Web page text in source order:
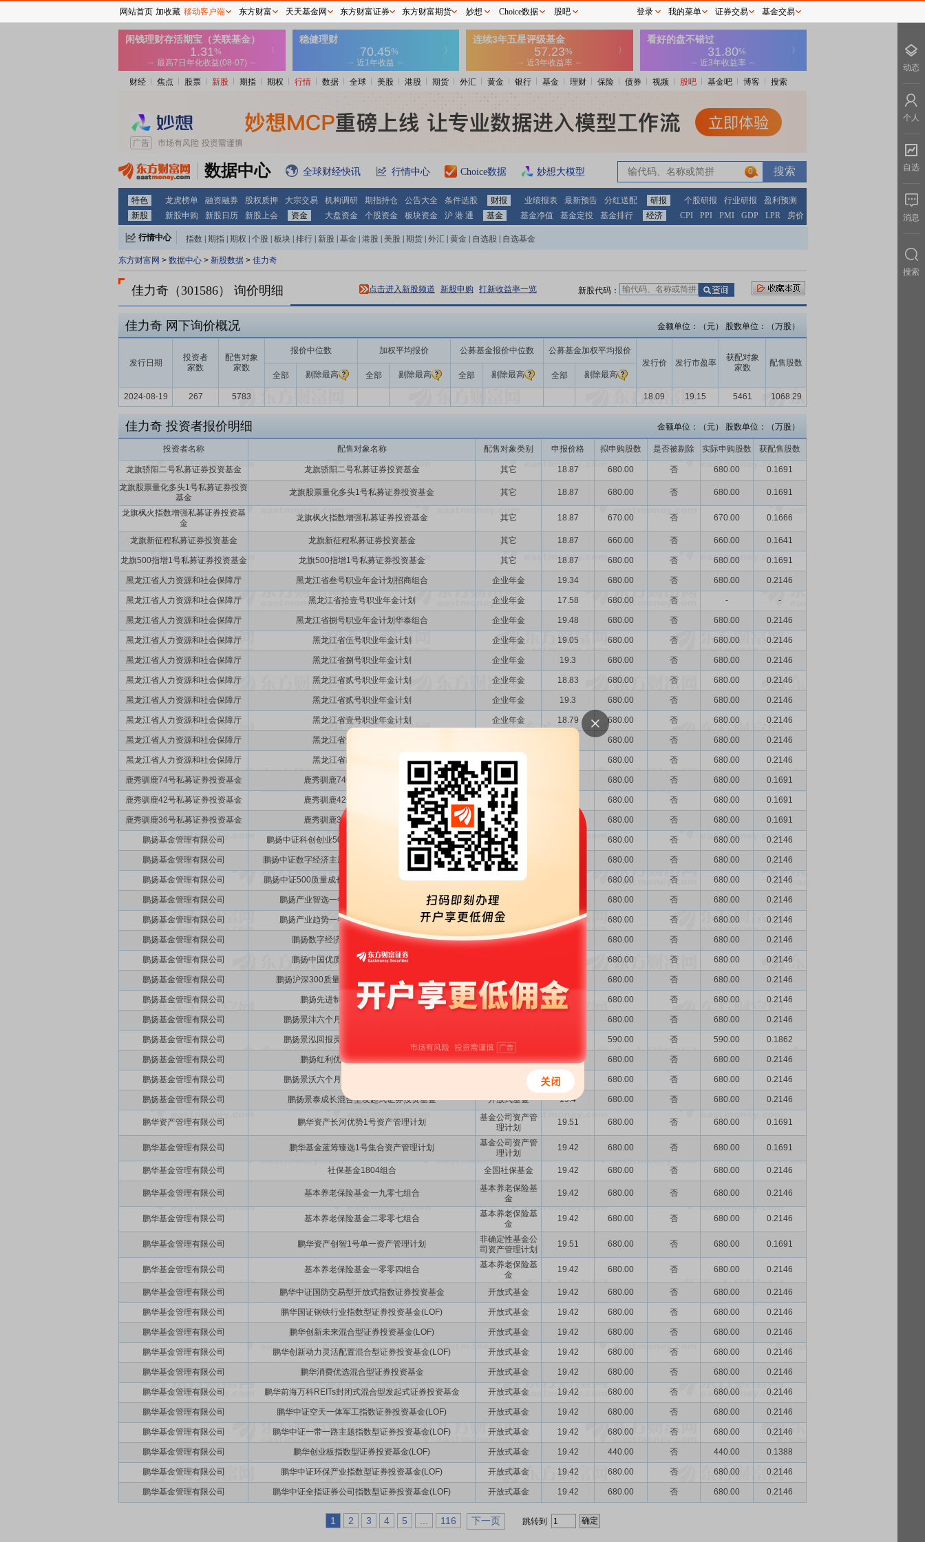
财经 焦点 股票 新股 期指 期权 行情 数据 全球 美股 港股 期货 外汇 黄金 银行 基金 理财 保险 债券 视频 股吧 基金吧 博客 搜索
数据中心 全球财经快讯 行情中心 Choice数据 妙想大模型 0
特色 龙虎榜单 融资融券 股权质押 大宗交易 机构调研 期指持仓 公告大全 条件选股 财报 业绩报表 最新预告 分红送配 研报 个股研报 行业研报
盈利预测
新股
新股申购 新股日历 新股上会 资金 大盘资金 个股资金 板块资金 沪 港 通 基金 基金净值 基金定投 基金排行 经济 CPI PPI PMI GDP LPR 房价
行情中心 指数 期指 期权 个股 板块 排行 新股 基金 港股 美股 期货 外汇 黄金 自选股 自选基金
东方财富网 > 数据中心 > 新股数据 > 佳力奇
佳力奇 （301586） 询价明细 新股代码：
点击进入新股频道 新股申购 打新收益率一览
佳力奇 网下询价概况 金额单位：（元） 股数单位：（万股）
发行日期
投资者
家数
配售对象
家数
报价中位数 加权平均报价 公募基金报价中位数
公募基金加权平均报价
发行价
发行市盈率
获配对象
家数
配售股数
全部
剔除最高 全部 剔除最高 全部 剔除最高 全部 剔除最高
2024-08-19 267 5783 18.09 19.15 5461 1068.29
佳力奇 投资者报价明细 金额单位：（元） 股数单位：（万股）
投资者名称 配售对象名称 配售对象类别 申报价格 拟申购股数 是否被剔除 实际申购股数 获配售股数
龙旗骄阳二号私募证券投资基金 龙旗骄阳二号私募证券投资基金 其它 18.87 680.00 否 680.00
0.1691
龙旗股票量化多头1号私募证券投资
基金
龙旗股票量化多头1号私募证券投资基金 其它 18.87 680.00 否 680.00 0.1691
龙旗枫火指数增强私募证券投资基
金
龙旗枫火指数增强私募证券投资基金 其它 18.87 670.00 否 670.00 0.1666
龙旗新征程私募证券投资基金 龙旗新征程私募证券投资基金 其它 18.87 660.00 否 660.00 0.1641
龙旗500指增1号私募证券投资基金 龙旗500指增1号私募证券投资基金 其它 18.87 680.00 否 680.00 0.1691
黑龙江省人力资源和社会保障厅 黑龙江省叁号职业年金计划招商组合 企业年金 19.34 680.00 否 680.00 0.2146
黑龙江省人力资源和社会保障厅 黑龙江省拾壹号职业年金计划 企业年金 17.58 680.00 否 - -
黑龙江省人力资源和社会保障厅 黑龙江省捌号职业年金计划华泰组合 企业年金 19.48 680.00 否 680.00 0.2146
黑龙江省人力资源和社会保障厅 黑龙江省伍号职业年金计划 企业年金 19.05 680.00 否 680.00 0.2146
黑龙江省人力资源和社会保障厅 黑龙江省捌号职业年金计划 企业年金 19.3 680.00 否 680.00 0.2146
黑龙江省人力资源和社会保障厅 黑龙江省贰号职业年金计划 企业年金 18.83 680.00 否 680.00 0.2146
黑龙江省人力资源和社会保障厅 黑龙江省贰号职业年金计划 企业年金 19.3 680.00 否 680.00 0.2146
黑龙江省人力资源和社会保障厅 黑龙江省壹号职业年金计划 企业年金 18.79 680.00 否 680.00 0.2146
黑龙江省人力资源和社会保障厅 黑龙江省壹号职业年金计划 680.00 否 680.00 0.2146
黑龙江省人力资源和社会保障厅 黑龙江省肆号职业年金计划 企业年金 680.00 否 680.00 0.2146
鹿秀驯鹿74号私募证券投资基金 鹿秀驯鹿74号私募证券投资基金 其它 680.00 否 680.00 0.1691
鹿秀驯鹿42号私募证券投资基金 鹿秀驯鹿42号私募证券投资基金 其它 680.00 否 680.00 0.1691
鹿秀驯鹿36号私募证券投资基金 鹿秀驯鹿36号私募证券投资基金 其它 680.00 否 680.00 0.1691
鹏扬基金管理有限公司 鹏扬中证科创创业50交易型开放式指数证券投资基金 开放式基金 680.00 否 680.00 0.2146
鹏扬基金管理有限公司 鹏扬中证数字经济主题交易型开放式指数证券投资基金 开放式基金 680.00 否 680.00 0.2146
鹏扬基金管理有限公司 鹏扬中证500质量成长交易型开放式指数证券投资基金 开放式基金 680.00 否 680.00 0.2146
鹏扬基金管理有限公司 鹏扬产业智选一年持有期混合型证券投资基金 开放式基金 680.00 否 680.00 0.2146
鹏扬基金管理有限公司 鹏扬产业趋势一年持有期混合型证券投资基金 开放式基金 19.4 680.00 否 680.00 0.2146
鹏扬基金管理有限公司 鹏扬数字经济先锋混合型证券投资基金 开放式基金 680.00 否 680.00 0.2146
鹏扬基金管理有限公司 鹏扬中国优质成长混合型证券投资基金 680.00 否 680.00 0.2146
鹏扬基金管理有限公司 鹏扬沪深300质量成长低波动指数证券投资基金 开放式基金 680.00 否 680.00 0.2146
鹏扬基金管理有限公司 鹏扬先进制造混合型证券投资基金 开放式基金 19.4 680.00 否 680.00 0.2146
鹏扬基金管理有限公司 鹏扬景沣六个月持有期混合型证券投资基金 680.00 否 680.00 0.2146
鹏扬基金管理有限公司 鹏扬景泓回报灵活配置混合型证券投资基金 590.00 否 590.00 0.1862
鹏扬基金管理有限公司 鹏扬红利优选混合型证券投资基金 开放式基金 19.4 680.00 否 680.00 0.2146
鹏扬基金管理有限公司 鹏扬景沃六个月持有期混合型证券投资基金 开放式基金 19.4 680.00 否 680.00 0.2146
鹏扬基金管理有限公司 鹏扬景泰成长混合型发起式证券投资基金 开放式基金 19.4 680.00 否 680.00 0.2146
鹏华资产管理有限公司 鹏华资产长河优势1号资产管理计划
基金公司资产管
理计划
19.51 680.00 否 680.00 0.1691
鹏华基金管理有限公司 鹏华基金蓝筹臻选1号集合资产管理计划
基金公司资产管
理计划
19.42 680.00 否 680.00 0.1691
鹏华基金管理有限公司 社保基金1804组合 全国社保基金 19.42 680.00 否 680.00 0.2146
鹏华基金管理有限公司 基本养老保险基金一九零七组合
基本养老保险基
金
19.42 680.00 否 680.00 0.2146
鹏华基金管理有限公司 基本养老保险基金二零零七组合
基本养老保险基
金
19.42 680.00 否 680.00 0.2146
鹏华基金管理有限公司 鹏华资产创智1号单一资产管理计划
非确定性基金公
司资产管理计划
19.51 680.00 否 680.00 0.1691
鹏华基金管理有限公司 基本养老保险基金一零零四组合
基本养老保险基
金
19.42 680.00 否 680.00 0.2146
鹏华基金管理有限公司 鹏华中证国防交易型开放式指数证券投资基金 开放式基金 19.42 680.00 否 680.00 0.2146
鹏华基金管理有限公司 鹏华国证钢铁行业指数型证券投资基金(LOF) 开放式基金 19.42 680.00 否 680.00 0.2146
鹏华基金管理有限公司 鹏华创新未来混合型证券投资基金(LOF) 开放式基金 19.42 680.00 否 680.00 0.2146
鹏华基金管理有限公司 鹏华创新动力灵活配置混合型证券投资基金(LOF) 开放式基金 19.42 680.00 否 680.00 0.2146
鹏华基金管理有限公司 鹏华消费优选混合型证券投资基金 开放式基金 19.42 680.00 否 680.00 0.2146
鹏华基金管理有限公司 鹏华前海万科REITs封闭式混合型发起式证券投资基金 开放式基金 19.42 680.00 否 680.00 0.2146
鹏华基金管理有限公司 鹏华中证空天一体军工指数证券投资基金(LOF) 开放式基金 19.42 680.00 否 680.00 0.2146
鹏华基金管理有限公司 鹏华中证一带一路主题指数型证券投资基金(LOF) 开放式基金 19.42 680.00 否 680.00 0.2146
鹏华基金管理有限公司 鹏华创业板指数型证券投资基金(LOF) 开放式基金 19.42 440.00 否 440.00 0.1388
鹏华基金管理有限公司 鹏华中证环保产业指数型证券投资基金(LOF) 开放式基金 19.42 680.00 否 680.00 0.2146
鹏华基金管理有限公司 鹏华中证全指证券公司指数型证券投资基金(LOF) 开放式基金 19.42 680.00 否 680.00 0.2146
1 2 3 4 5 116 下一页 跳转到
网站首页 加收藏 移动客户端 东方财富 天天基金网 东方财富证券 东方财富期货 妙想 Choice数据 股吧 登录 我的菜单 证券交易 基金交易
动态
个人
自选
消息
搜索